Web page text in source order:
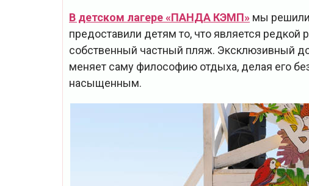
В детском лагере «ПАНДА КЭМП» мы решили
предоставили детям то, что является
собственный частный пляж. Эксклюзивный
меняет саму философию отдыха, делая его
насыщенным.